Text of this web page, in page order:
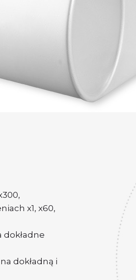
x1, x60,
dokładne
dokładną i